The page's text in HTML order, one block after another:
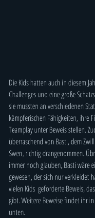
Die Kids hatten auch in diesem
Challenges und eine große
sie mussten an verschiedenen
kämpferischen Fähigkeiten, ihre
Teamplay unter Beweis stellen.
überraschend von Basti, dem
Swen, richtig drangenommen.
immer noch glauben, Basti wäre
gewesen, der sich nur verkleidet
vielen Kids  geforderte Beweis,
gibt. Weitere Beweise findet ihr
unten.